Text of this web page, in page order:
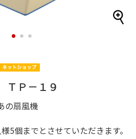
1 2 3
ＴＰ－１９
の扇風機
5個までとさせていただきます。